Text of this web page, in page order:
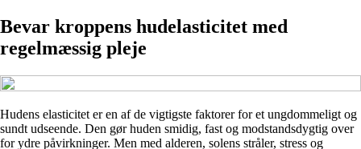
Bevar kroppens hudelasticitet med
regelmæssig pleje
Hudens elasticitet er en af de vigtigste faktorer for et ungdommeligt og
sundt udseende. Den gør huden smidig, fast og modstandsdygtig over
for ydre påvirkninger. Men med alderen, solens stråler, stress og